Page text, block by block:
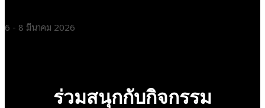
6 - 8 มีนาคม 2026
ร่วมสนุกกับกิจกรรม